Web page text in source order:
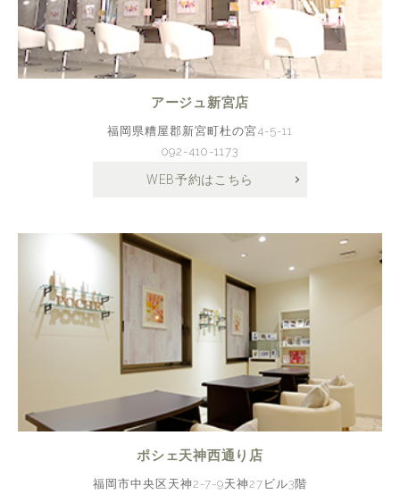
アージュ新宮店
福岡県糟屋郡新宮町杜の宮4-5-11
092-410-1173
WEB予約はこちら
ポシェ天神西通り店
福岡市中央区天神2-7-9天神27ビル3階